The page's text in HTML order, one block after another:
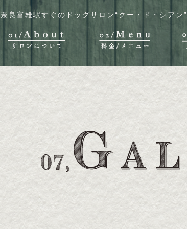
奈良富雄駅すぐのドッグサロン“クー・ド・シアン”